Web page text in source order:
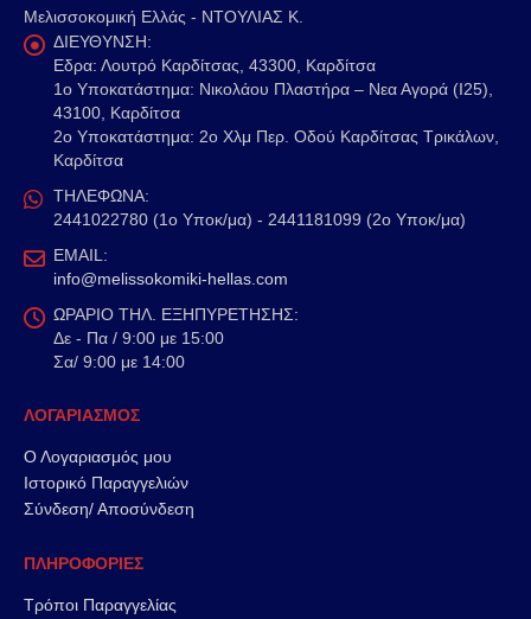
Μελισσοκομική Ελλάς - ΝΤΟΥΛΙΑΣ Κ.
ΔΙΕΥΘΥΝΣΗ:
Εδρα: Λουτρό Καρδίτσας, 43300, Καρδίτσα
1o Υποκατάστημα: Νικολάου Πλαστήρα – Νεα Αγορά (Ι25),
43100, Καρδίτσα
2o Υποκατάστημα: 2ο Χλμ Περ. Οδού Καρδίτσας Τρικάλων,
Καρδίτσα
ΤΗΛΕΦΩΝΑ:
2441022780 (1ο Υποκ/μα) - 2441181099 (2ο Υποκ/μα)
EMAIL:
info@melissokomiki-hellas.com
ΩΡΑΡΙΟ ΤΗΛ. ΕΞΗΠΥΡΕΤΗΣΗΣ:
Δε - Πα / 9:00 με 15:00
Σα/ 9:00 με 14:00
ΛΟΓΑΡΙΑΣΜΟΣ
Ο Λογαριασμός μου
Ιστορικό Παραγγελιών
Σύνδεση/ Αποσύνδεση
ΠΛΗΡΟΦΟΡΙΕΣ
Τρόποι Παραγγελίας